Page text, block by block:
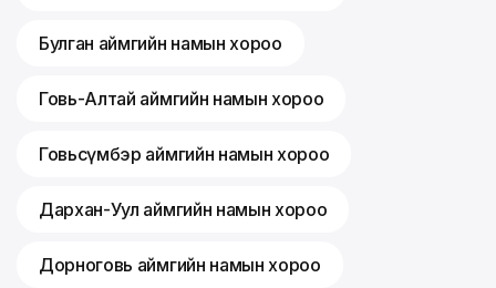
Булган аймгийн намын хороо
Говь-Алтай аймгийн намын хороо
Говьсүмбэр аймгийн намын хороо
Дархан-Уул аймгийн намын хороо
Дорноговь аймгийн намын хороо